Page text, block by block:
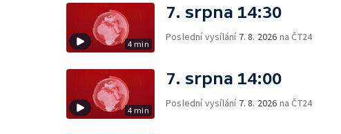
4 min
7. srpna 14:30
Poslední vysílání 7. 8. 2026 na ČT24
4 min
7. srpna 14:00
Poslední vysílání 7. 8. 2026 na ČT24